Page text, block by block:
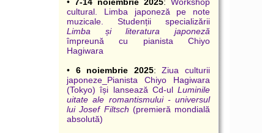
cultural. Limba japoneză pe note
muzicale. Studenții specializării
Limba și literatura japoneză
împreună cu pianista Chiyo
Hagiwara
• 6 noiembrie 2025:Ziua culturii
japoneze_Pianista Chiyo Hagiwara
(Tokyo) își lansează Cd-ul Luminile
uitate ale romantismului - universul
lui Josef Filtsch (premieră mondială
absolută)